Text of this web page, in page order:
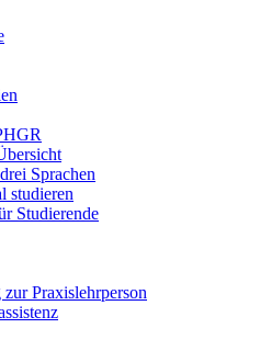
Sprachen
studieren
Studierende
Praxislehrperson